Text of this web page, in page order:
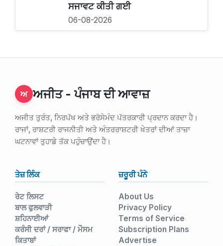
ਸਜਾਵਟ ਕੀਤੀ ਗਈ
06-08-2026
ਅ ਅਜੀਤ - ਪੰਜਾਬ ਦੀ ਆਵਾਜ਼
ਅਜੀਤ ਤੁਰੰਤ, ਨਿਰਪੱਖ ਅਤੇ ਭਰੋਸੇਮੰਦ ਪੱਤਰਕਾਰੀ ਪ੍ਰਦਾਨ ਕਰਦਾ ਹੈ।
ਰਾਜਾਂ, ਰਾਸ਼ਟਰੀ ਰਾਜਨੀਤੀ ਅਤੇ ਅੰਤਰਰਾਸ਼ਟਰੀ ਖੇਤਰਾਂ ਦੀਆਂ ਤਾਜ਼ਾ
ਘਟਨਾਵਾਂ ਤੁਹਾਡੇ ਤੱਕ ਪਹੁੰਚਾਉਂਦਾ ਹੈ।
ਤੇਜ਼ ਲਿੰਕ
ਰੇਟ ਲਿਸਟ
ਬਾਲ ਫੁਲਵਾੜੀ
ਸ਼ਹਿਨਾਈਆਂ
ਕਰੰਸੀ ਦਰਾਂ / ਸਰਾਫਾ / ਮੌਸਮ
ਕਿਤਾਬਾਂ
ਜ਼ਰੂਰੀ ਪੰਨੇ
About Us
Privacy Policy
Terms of Service
Subscription Plans
Advertise